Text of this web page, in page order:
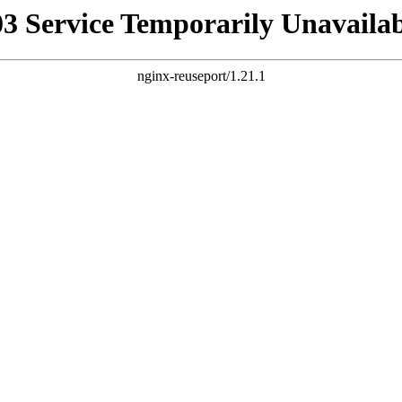
Service Temporarily
nginx-reuseport/1.21.1